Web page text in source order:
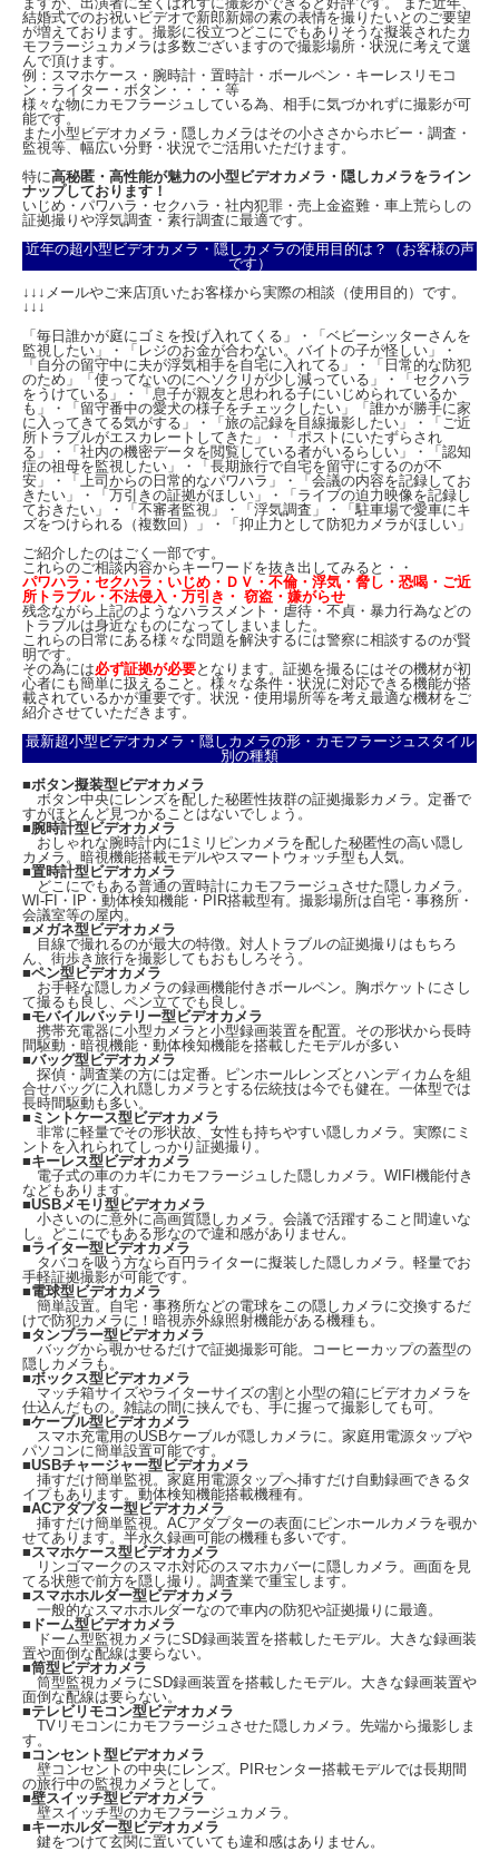
●本当にレンズが見えません！高秘匿メガネ型スパイカメラ！
身につけて使えるカモフラージュカメラの中でも、最も目線が集まる目元に装着す
るメガネ型カメラの秘匿性能はとても重要です。レンズが見えないと謳う機種は多
くあれど、本当に見えないレンズは中々ありません。本機のインビジブルレンズは
本当に見えません。
●SNS用動画の撮影に最適！ハンズフリーの目線撮影カメラ！
メガネの眉間部にカメラを配置したことで、ハンズフリーで目線撮影が可能とな
り、料理や手芸などの工程を紹介するSNS動画用の撮影カメラとしても重宝しま
す。
2.5K動画！4K写真対応モデル！
フルHD(1080p)を超える2.5K(2560×1440pixel)動画に対応した高画質モデルです。
写真なら更に高解像度の4K(3840×2160pixel)で撮影可能です。
● フル充電で約120分の2.5K録画！
高効率ポリマーバッテリーを搭載し、フルHDを超える2.5K動画撮影で約100～120
分のバッテリー駆動を実現しました。
●H.264コーデック採用で高画質保存！
圧縮効率の高いH.264コーデックを採用し、高画質のままファイルサイズを抑えて
効率よく記録が可能です。
256GBmicroSD対応！
結婚式でのお祝いビデオで新郎新婦の素の表情を撮りたいとのご要望
が増えております。撮影に役立つどこにでもありそうな擬装されたカ
モフラージュカメラは多数ございますので撮影場所・状況に考えて選
んで頂けます。
例：スマホケース・腕時計・置時計・ボールペン・キーレスリモコ
ン・ライター・ボタン・・・・等
様々な物にカモフラージュしている為、相手に気づかれずに撮影が可
能です。
また小型ビデオカメラ・隠しカメラはその小ささからホビー・調査・
監視等、幅広い分野・状況でご活用いただけます。
特に高秘匿・高性能が魅力の小型ビデオカメラ・隠しカメラをライン
ナップしております！
いじめ・パワハラ・セクハラ・社内犯罪・売上金盗難・車上荒らしの
証拠撮りや浮気調査・素行調査に最適です。
近年の超小型ビデオカメラ・隠しカメラの使用目的は？（お客様の声
です）
↓↓↓メールやご来店頂いたお客様から実際の相談（使用目的）です。
↓↓↓
「毎日誰かが庭にゴミを投げ入れてくる」・「ベビーシッターさんを
監視したい」・「レジのお金が合わない。バイトの子が怪しい」・
「自分の留守中に夫が浮気相手を自宅に入れてる」・「日常的な防犯
のため」「使ってないのにヘソクリが少し減っている」・「セクハラ
をうけている」・「息子が親友と思われる子にいじめられているか
も」・「留守番中の愛犬の様子をチェックしたい」「誰かが勝手に家
に入ってきてる気がする」・「旅の記録を目線撮影したい」・「ご近
所トラブルがエスカレートしてきた」・「ポストにいたずらされ
る」・「社内の機密データを閲覧している者がいるらしい」・「認知
症の祖母を監視したい」・「長期旅行で自宅を留守にするのが不
安」・「上司からの日常的なパワハラ」・「会議の内容を記録してお
きたい」・「万引きの証拠がほしい」・「ライブの迫力映像を記録し
ておきたい」・「不審者監視」・「浮気調査」・「駐車場で愛車にキ
ズをつけられる（複数回）」・「抑止力として防犯カメラがほしい」
ご紹介したのはごく一部です。
これらのご相談内容からキーワードを抜き出してみると・・
パワハラ・セクハラ・いじめ・ＤＶ・不倫・浮気・脅し・恐喝・ご近
所トラブル・不法侵入・万引き・ 窃盗・嫌がらせ
残念ながら上記のようなハラスメント・虐待・不貞・暴力行為などの
トラブルは身近なものになってしまいました。
これらの日常にある様々な問題を解決するには警察に相談するのが賢
明です。
その為には必ず証拠が必要となります。証拠を撮るにはその機材が初
心者にも簡単に扱えること。様々な条件・状況に対応できる機能が搭
載されているかが重要です。状況・使用場所等を考え最適な機材をご
紹介させていただきます。
最新超小型ビデオカメラ・隠しカメラの形・カモフラージュスタイル
別の種類
■ボタン擬装型ビデオカメラ
ボタン中央にレンズを配した秘匿性抜群の証拠撮影カメラ。定番で
すがほとんど見つかることはないでしょう。
■腕時計型ビデオカメラ
おしゃれな腕時計内に1ミリピンカメラを配した秘匿性の高い隠し
カメラ。暗視機能搭載モデルやスマートウォッチ型も人気。
■置時計型ビデオカメラ
どこにでもある普通の置時計にカモフラージュさせた隠しカメラ。
WI-FI・IP・動体検知機能・PIR搭載型有。撮影場所は自宅・事務所・
会議室等の屋内。
■メガネ型ビデオカメラ
目線で撮れるのが最大の特徴。対人トラブルの証拠撮りはもちろ
ん、街歩き旅行を撮影してもおもしろそう。
■ペン型ビデオカメラ
お手軽な隠しカメラの録画機能付きボールペン。胸ポケットにさし
て撮るも良し、ペン立てでも良し。
■モバイルバッテリー型ビデオカメラ
携帯充電器に小型カメラと小型録画装置を配置。その形状から長時
間駆動・暗視機能・動体検知機能を搭載したモデルが多い
■バッグ型ビデオカメラ
探偵・調査業の方には定番。ピンホールレンズとハンディカムを組
合せバッグに入れ隠しカメラとする伝統技は今でも健在。一体型では
長時間駆動も多い。
■ ミントケース型ビデオカメラ
非常に軽量でその形状故、女性も持ちやすい隠しカメラ。実際にミ
ントを入れられてしっかり証拠撮り。
■キーレス型ビデオカメラ
電子式の車のカギにカモフラージュした隠しカメラ。WIFI機能付き
などもあります。
■USBメモリ型ビデオカメラ
小さいのに意外に高画質隠しカメラ。会議で活躍すること間違いな
し。どこにでもある形なので違和感がありません。
■ライター型ビデオカメラ
タバコを吸う方なら百円ライターに擬装した隠しカメラ。軽量でお
手軽証拠撮影が可能です。
■電球型ビデオカメラ
簡単設置。自宅・事務所などの電球をこの隠しカメラに交換するだ
けで防犯カメラに！暗視赤外線照射機能がある機種も。
■タンブラー型ビデオカメラ
バッグから覗かせるだけで証拠撮影可能。コーヒーカップの蓋型の
隠しカメラも。
■ボックス型ビデオカメラ
マッチ箱サイズやライターサイズの割と小型の箱にビデオカメラを
仕込んだもの。雑誌の間に挟んでも、手に握って撮影しても可。
■ケーブル型ビデオカメラ
スマホ充電用のUSBケーブルが隠しカメラに。家庭用電源タップや
パソコンに簡単設置可能です。
■USBチャージャー型ビデオカメラ
挿すだけ簡単監視。家庭用電源タップへ挿すだけ自動録画できるタ
イプもあります。動体検知機能搭載機種有。
■ACアダプター型ビデオカメラ
挿すだけ簡単監視。ACアダプターの表面にピンホールカメラを覗か
せてあります。半永久録画可能の機種も多いです。
■スマホケース型ビデオカメラ
リンゴマークのスマホ対応のスマホカバーに隠しカメラ。画面を見
てる状態で前方を隠し撮り。調査業で重宝します。
■スマホホルダー型ビデオカメラ
一般的なスマホホルダーなので車内の防犯や証拠撮りに最適。
■ ドーム型ビデオカメラ
ドーム型監視カメラにSD録画装置を搭載したモデル。大きな録画装
置や面倒な配線は要らない。
■筒型ビデオカメラ
筒型監視カメラにSD録画装置を搭載したモデル。大きな録画装置や
面倒な配線は要らない。
■テレビリモコン型ビデオカメラ
TVリモコンにカモフラージュさせた隠しカメラ。先端から撮影しま
す。
■ コンセント型ビデオカメラ
壁コンセントの中央にレンズ。PIRセンター搭載モデルでは長期間
の旅行中の監視カメラとして。
■壁スイッチ型ビデオカメラ
壁スイッチ型のカモフラージュカメラ。
■キーホルダー型ビデオカメラ
鍵をつけて玄関に置いていても違和感はありません。